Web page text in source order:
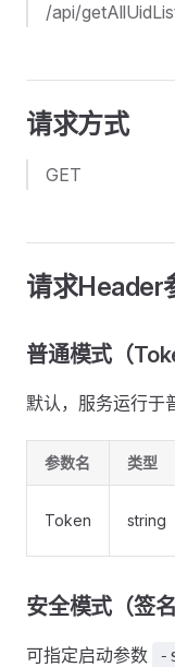
/api/
请求方式
GET
请求Header
普通模式（
默认，服务运行于
参数名 类型
Token string
安全模式（签名
可指定启动参数 -